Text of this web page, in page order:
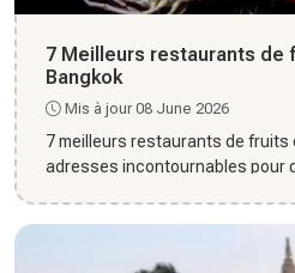
7 Meilleurs restaurants de
Bangkok
Mis à jour 08 June 2026
7 meilleurs restaurants de fruits
adresses incontournables pour